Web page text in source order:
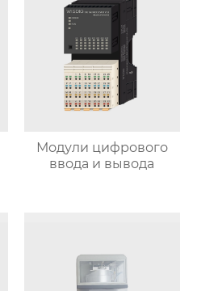
Модули цифрового
ввода и вывода